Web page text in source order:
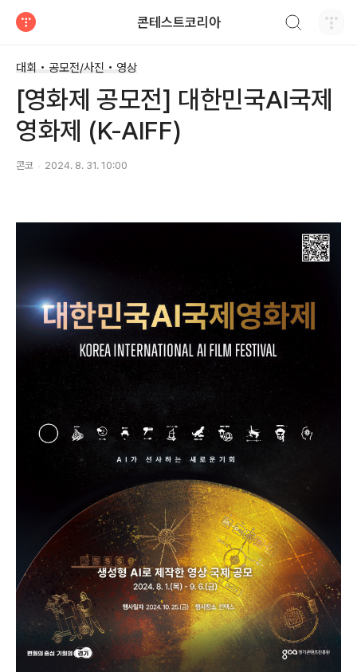
콘테스트코리아
대회 • 공모전/사진 • 영상
[영화제 공모전] 대한민국AI국제
영화제 (K-AIFF)
콘코 2024. 8. 31. 10:00